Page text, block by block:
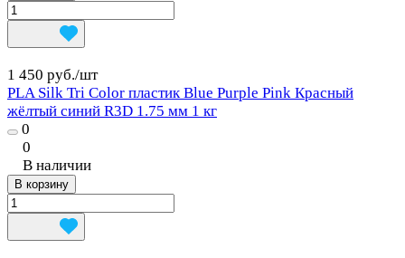
1 450 руб./шт
PLA Silk Tri Color пластик Blue Purple Pink Красный
жёлтый синий R3D 1.75 мм 1 кг
0
0
В наличии
В корзину